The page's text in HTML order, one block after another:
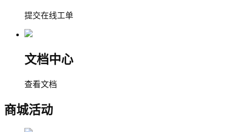
提交在线工单
文档中心
查看文档
商城活动